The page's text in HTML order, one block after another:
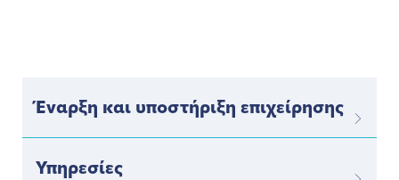
Έναρξη και υποστήριξη επιχείρησης
Υπηρεσίες